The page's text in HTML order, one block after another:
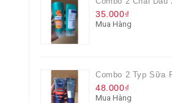
35.000₫
Mua Hàng
48.000₫
Mua Hàng